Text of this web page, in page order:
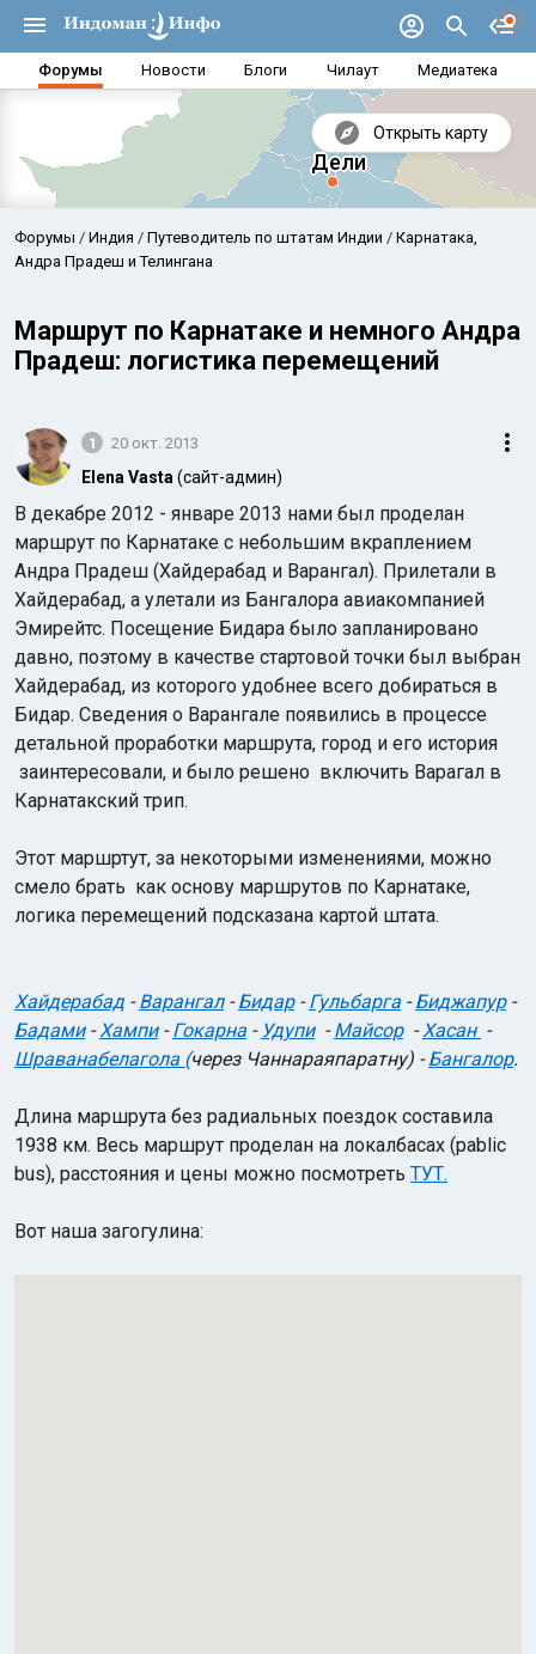
Форумы Новости Блоги Чилаут Медиатека
Открыть карту
Аравийское море
Форумы Индия Путеводитель по штатам Индии
Карнатака,
Андра Прадеш и Телингана
Маршрут по Карнатаке и немного Андра
Прадеш: логистика перемещений
1 20 окт. 2013
Elena Vasta (сайт-админ)
В декабре 2012 - январе 2013 нами был проделан
маршрут по Карнатаке с небольшим вкраплением
Андра Прадеш (Хайдерабад и Варангал). Прилетали в
Хайдерабад, а улетали из Бангалора авиакомпанией
Эмирейтс. Посещение Бидара было запланировано
давно, поэтому в качестве стартовой точки был выбран
Хайдерабад, из которого удобнее всего добираться в
Бидар. Сведения о Варангале появились в процессе
детальной проработки маршрута, город и его история
заинтересовали, и было решено включить Варагал в
Карнатакский трип.
Этот маршртут, за некоторыми изменениями, можно
смело брать как основу маршрутов по Карнатаке,
логика перемещений подсказана картой штата.
Хайдерабад -Варангал-Бидар-Гульбарга -Биджапур-
Бадами-Хампи-Гокарна - Удупи-Майсор-Хасан -
Шраванабелагола (через Чаннараяпаратну) -Бангалор.
Длина маршрута без радиальных поездок составила
1938 км. Весь маршрут проделан на локалбасах (pablic
bus), расстояния и цены можно посмотреть ТУТ.
Вот наша загогулина: